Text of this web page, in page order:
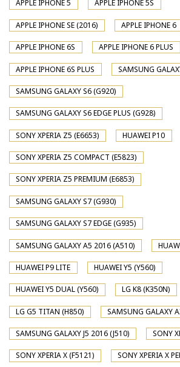
APPLE IPHONE 5 APPLE IPHONE 5S
APPLE IPHONE SE (2016) APPLE IPHONE 6
APPLE IPHONE 6S APPLE IPHONE 6 PLUS
APPLE IPHONE 6S PLUS SAMSUNG
SAMSUNG GALAXY S6 (G920)
SAMSUNG GALAXY S6 EDGE PLUS (G928)
SONY XPERIA Z5 (E6653) HUAWEI P10
SONY XPERIA Z5 COMPACT (E5823)
SONY XPERIA Z5 PREMIUM (E6853)
SAMSUNG GALAXY S7 (G930)
SAMSUNG GALAXY S7 EDGE (G935)
SAMSUNG GALAXY A5 2016 (A510)
HUAWEI P9 LITE HUAWEI Y5 (Y560)
HUAWEI Y5 DUAL (Y560) LG K8 (K350N)
LG G5 TITAN (H850) SAMSUNG GALAXY
SAMSUNG GALAXY J5 2016 (J510) SONY
SONY XPERIA X (F5121) SONY XPERIA X